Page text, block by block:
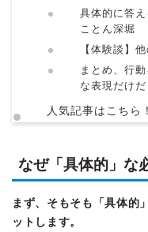
具体的に答
ことん深堀
【体験談】
まとめ、行
な表現だけだ
人気記事はこちら！
なぜ「具体的」な
まず、そもそも「具体的
ットします。